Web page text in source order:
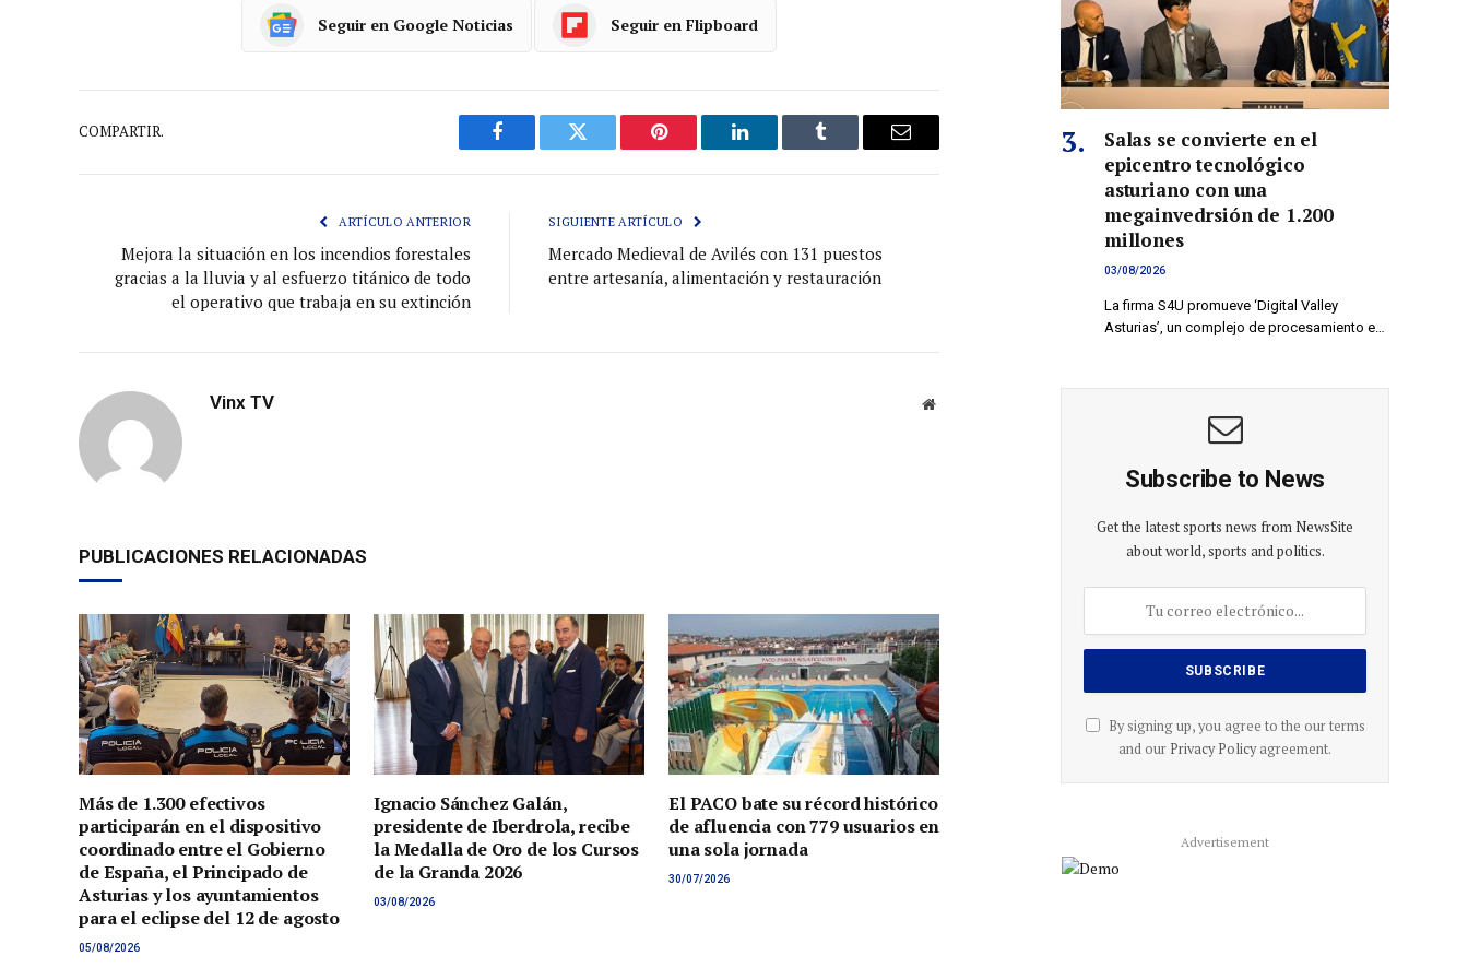
Seguir en Google Noticias Seguir en Flipboard
COMPARTIR.
Facebook Gorjeo Pinterest LinkedIn Tumblr
Correo
ARTÍCULO ANTERIOR
Mejora la situación en los incendios forestales
gracias a la lluvia y al esfuerzo titánico de todo
el operativo que trabaja en su extinción
SIGUIENTE ARTÍCULO
Mercado Medieval de Avilés con 131 puestos
entre artesanía, alimentación y restauración
Vinx TV
Sitio
PUBLICACIONES RELACIONADAS
Más de 1.300 efectivos
participarán en el dispositivo
coordinado entre el Gobierno
de España, el Principado de
Asturias y los ayuntamientos
para el eclipse del 12 de agosto
05/08/2026
Ignacio Sánchez Galán,
presidente de Iberdrola, recibe
la Medalla de Oro de los Cursos
de la Granda 2026
03/08/2026
El PACO bate su récord histórico
de afluencia con 779 usuarios en
una sola jornada
30/07/2026
Salas se convierte en el
epicentro tecnológico
asturiano con una
megainvedrsión de 1.200
millones
03/08/2026
La firma S4U promueve ‘Digital Valley
Asturias’, un complejo de procesamiento e…
Subscribe to News
Get the latest sports news from NewsSite
about world, sports and politics.
By signing up, you agree to the our terms
and our Privacy Policyagreement.
Advertisement